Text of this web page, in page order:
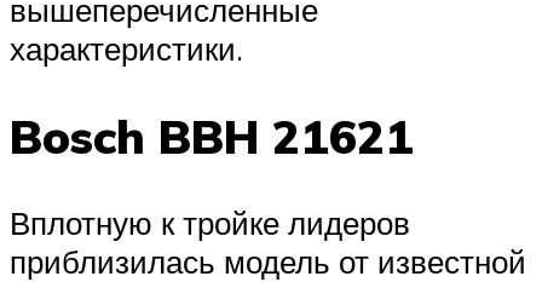
вышеперечисленные
характеристики.
Bosch BBH 21621
Вплотную к тройке лидеров
приблизилась модель от известной